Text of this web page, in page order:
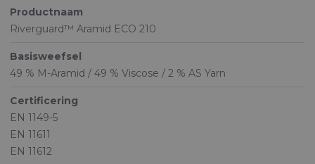
Productnaam
Riverguard™ Aramid ECO 210
Basisweefsel
49 % M-Aramid / 49 % Viscose / 2 % AS Yarn
Certificering
EN 1149-5
EN 11611
EN 11612